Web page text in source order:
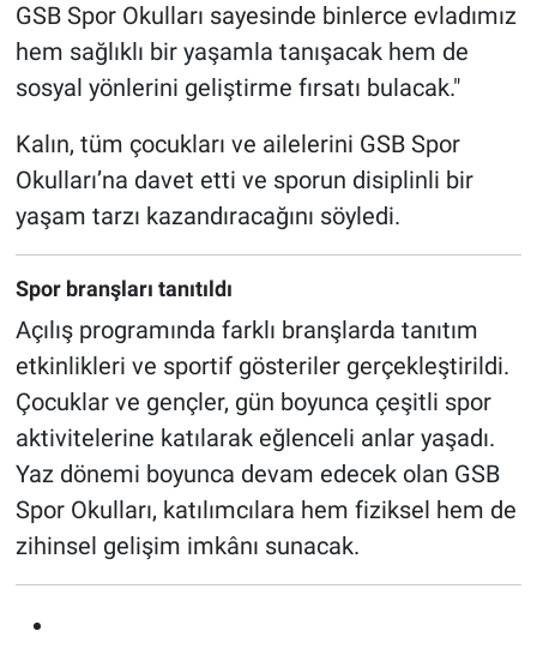
GSB Spor Okulları sayesinde binlerce evladımız
hem sağlıklı bir yaşamla tanışacak hem de
sosyal yönlerini geliştirme fırsatı bulacak."
Kalın, tüm çocukları ve ailelerini GSB Spor
Okulları’na davet etti ve sporun disiplinli bir
yaşam tarzı kazandıracağını söyledi.
Spor branşları tanıtıldı
Açılış programında farklı branşlarda tanıtım
etkinlikleri ve sportif gösteriler gerçekleştirildi.
Çocuklar ve gençler, gün boyunca çeşitli spor
aktivitelerine katılarak eğlenceli anlar yaşadı.
Yaz dönemi boyunca devam edecek olan GSB
Spor Okulları, katılımcılara hem fiziksel hem de
zihinsel gelişim imkânı sunacak.